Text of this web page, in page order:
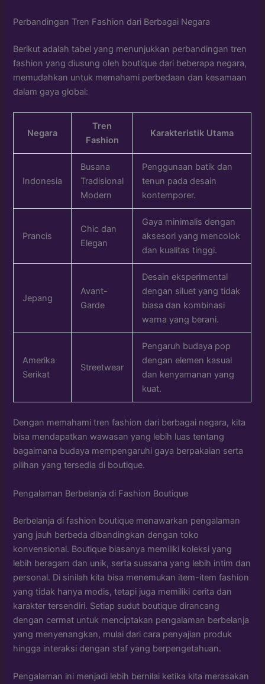
Perbandingan Tren Fashion dari Berbagai Negara
Berikut adalah tabel yang menunjukkan perbandingan tren
fashion yang diusung oleh boutique dari beberapa negara,
memudahkan untuk memahami perbedaan dan kesamaan
dalam gaya global:
Negara
Tren
Fashion
Karakteristik Utama
Indonesia
Busana
Tradisional
Modern
Penggunaan batik dan
tenun pada desain
kontemporer.
Prancis
Chic dan
Elegan
Gaya minimalis dengan
aksesori yang mencolok
dan kualitas tinggi.
Jepang
Avant-
Garde
Desain eksperimental
dengan siluet yang tidak
biasa dan kombinasi
warna yang berani.
Amerika
Serikat
Streetwear
Pengaruh budaya pop
dengan elemen kasual
dan kenyamanan yang
kuat.
Dengan memahami tren fashion dari berbagai negara, kita
bisa mendapatkan wawasan yang lebih luas tentang
bagaimana budaya mempengaruhi gaya berpakaian serta
pilihan yang tersedia di boutique.
Pengalaman Berbelanja di Fashion Boutique
Berbelanja di fashion boutique menawarkan pengalaman
yang jauh berbeda dibandingkan dengan toko
konvensional. Boutique biasanya memiliki koleksi yang
lebih beragam dan unik, serta suasana yang lebih intim dan
personal. Di sinilah kita bisa menemukan item-item fashion
yang tidak hanya modis, tetapi juga memiliki cerita dan
karakter tersendiri. Setiap sudut boutique dirancang
dengan cermat untuk menciptakan pengalaman berbelanja
yang menyenangkan, mulai dari cara penyajian produk
hingga interaksi dengan staf yang berpengetahuan.
Pengalaman ini menjadi lebih bernilai ketika kita merasakan